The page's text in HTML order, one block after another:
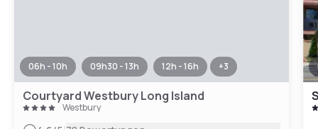
06h - 10h 09h30 - 13h 12h - 16h +3
Courtyard Westbury Long Island
Westbury